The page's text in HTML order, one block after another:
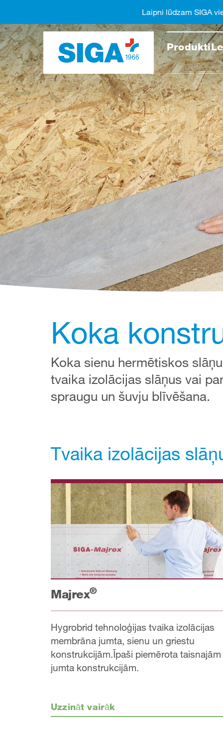
Produkti
Koka
Koka sienu hermētiskos
tvaika izolācijas slāņus vai
spraugu un šuvju blīvēšana.
Tvaika izolācijas
Majrex®
Hygrobrid tehnoloģijas tvaika izolācijas
membrāna jumta, sienu un griestu
konstrukcijām.Īpaši piemērota taisnajām
jumta konstrukcijām.
Uzzināt vairāk
Laipni lūdzam SIGA